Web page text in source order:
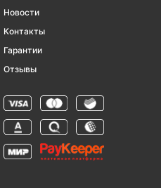
Новости
Контакты
Гарантии
Отзывы